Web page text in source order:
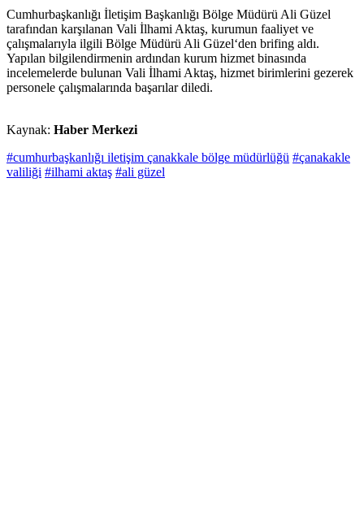
Cumhurbaşkanlığı İletişim Başkanlığı Bölge Müdürü Ali Güzel
tarafından karşılanan Vali İlhami Aktaş, kurumun faaliyet ve
çalışmalarıyla ilgili Bölge Müdürü Ali Güzel‘den brifing aldı.
Yapılan bilgilendirmenin ardından kurum hizmet binasında
incelemelerde bulunan Vali İlhami Aktaş, hizmet birimlerini gezerek
personele çalışmalarında başarılar diledi.
Kaynak: Haber Merkezi
#cumhurbaşkanlığı iletişim çanakkale bölge müdürlüğü #çanakakle
valiliği #ilhami aktaş #ali güzel